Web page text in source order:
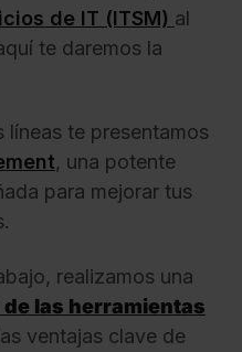
de IT (ITSM) al
te daremos la
líneas te presentamos
, una potente
para mejorar tus
realizamos una
las herramientas
ventajas clave de